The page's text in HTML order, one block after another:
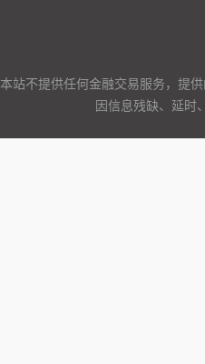
本站不提供任何金融交易服务，提
因信息残缺、延时